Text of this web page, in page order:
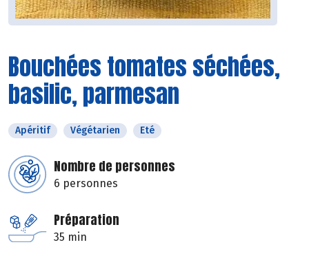
Bouchées tomates séchées,
basilic, parmesan
Apéritif Végétarien Eté
Nombre de personnes
6 personnes
Préparation
35 min